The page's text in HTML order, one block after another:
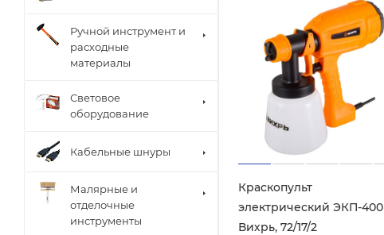
Краскопульт
электрический ЭКП-400
Вихрь, 72/17/2
Ручной инструмент и
расходные
материалы
Световое
оборудование
Кабельные шнуры
Малярные и
отделочные
инструменты